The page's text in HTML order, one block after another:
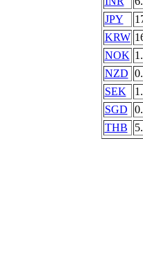
JPY
KRW
NOK
NZD
SEK
SGD
THB